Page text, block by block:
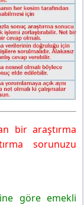
bir araştırma
sorunuzu
göre emekli